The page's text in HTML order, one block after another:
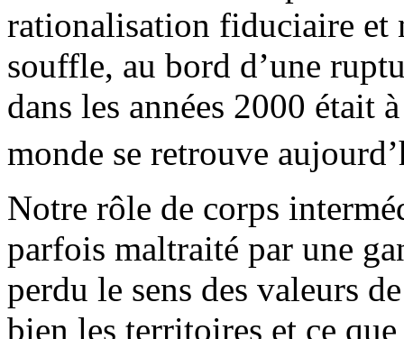
rationalisation fiduciaire et
souffle, au bord d’une
dans les années 2000 était
monde se retrouve
Notre rôle de corps
parfois maltraité par une
perdu le sens des valeurs
bien les territoires et ce